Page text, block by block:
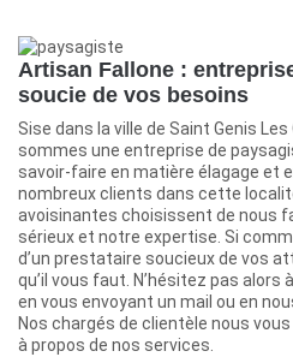
Artisan Fallone :
soucie de vos besoins
Sise dans la ville de Saint Genis
sommes une entreprise de
savoir-faire en matière élagage et
nombreux clients dans cette
avoisinantes choisissent de nous
sérieux et notre expertise. Si
d’un prestataire soucieux de vos
qu’il vous faut. N’hésitez pas
en vous envoyant un mail ou en
Nos chargés de clientèle nous
à propos de nos services.